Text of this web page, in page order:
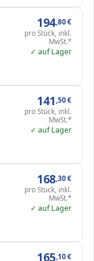
194,80€
pro Stück, inkl.
MwSt.*
✓ auf Lager
141,50€
pro Stück, inkl.
MwSt.*
✓ auf Lager
168,30€
pro Stück, inkl.
MwSt.*
✓ auf Lager
165 ,10€